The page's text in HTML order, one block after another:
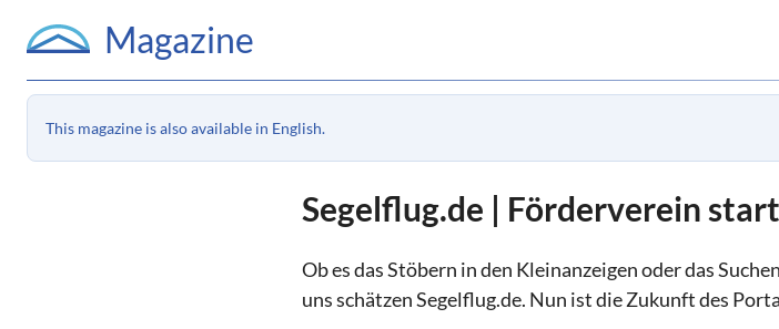
Magazine
This magazine is also available in English.
Segelflug.de | Förderverein
Ob es das Stöbern in den Kleinanzeigen oder das
uns schätzen Segelflug.de. Nun ist die Zukunft des